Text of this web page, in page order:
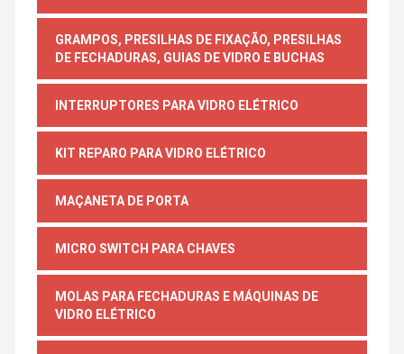
GRAMPOS, PRESILHAS DE FIXAÇÃO, PRESILHAS
DE FECHADURAS, GUIAS DE VIDRO E BUCHAS
INTERRUPTORES PARA VIDRO ELÉTRICO
KIT REPARO PARA VIDRO ELÉTRICO
MAÇANETA DE PORTA
MICRO SWITCH PARA CHAVES
MOLAS PARA FECHADURAS E MÁQUINAS DE
VIDRO ELÉTRICO